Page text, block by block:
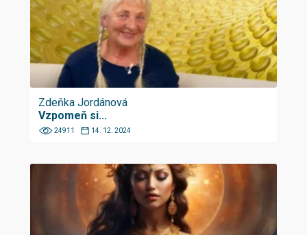
Zdeňka Jordánová
Vzpomeň si...
24911 14. 12. 2024